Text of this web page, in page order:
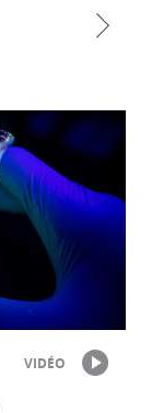
VIDÉO